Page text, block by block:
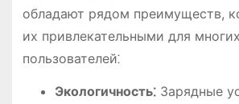
обладают рядом преимуществ,
их привлекательными для многих
пользователей⁚
Экологичность⁚Зарядные